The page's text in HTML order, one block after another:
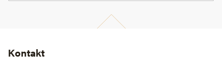
Kontakt